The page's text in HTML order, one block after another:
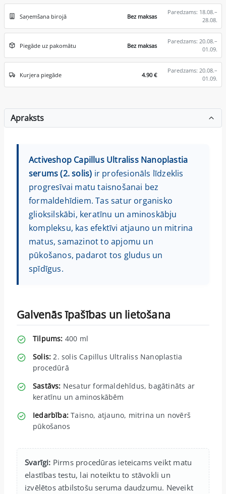
Saņemšana birojā Bez maksas
Paredzams: 18.08.–
28.08.
Piegāde uz pakomātu Bez maksas
Paredzams: 20.08.–
01.09.
Kurjera piegāde 4.90 €
Paredzams: 20.08.–
01.09.
Apraksts
Activeshop Capillus Ultraliss Nanoplastia
serums (2. solis) ir profesionāls līdzeklis
progresīvai matu taisnošanai bez
formaldehīdiem. Tas satur organisko
glioksilskābi, keratīnu un aminoskābju
kompleksu, kas efektīvi atjauno un mitrina
matus, samazinot to apjomu un
pūkošanos, padarot tos gludus un
spīdīgus.
Galvenās īpašības un lietošana
Tilpums: 400 ml
Solis: 2. solis Capillus Ultraliss Nanoplastia
procedūrā
Sastāvs: Nesatur formaldehīdus, bagātināts ar
keratīnu un aminoskābēm
Iedarbība: Taisno, atjauno, mitrina un novērš
pūkošanos
Svarīgi: Pirms procedūras ieteicams veikt matu
elastības testu, lai noteiktu to stāvokli un
izvēlētos atbilstošu seruma daudzumu. Neveikt